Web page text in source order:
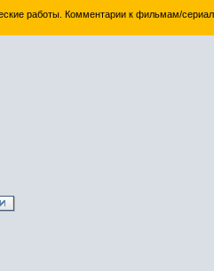
работы. Комментарии к фильмам/